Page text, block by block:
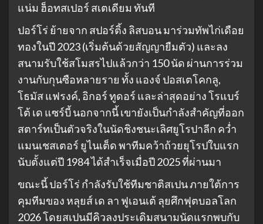
แน่ม ฮ็อทสเปอร์ สเตเดียม ทันที
ปอร์โร่ ย้ายจาก สปอร์ติ้ง ลิสบอน มาร่วมทัพไก่เดือย
ทองในปี 2023 (เริ่มต้นด้วยสัญญายืมตัว) และลง
สนามรับใช้สโมสรไปแล้วกว่า 150 นัด ผ่านการร่วม
งานกับกุนซือหลายราย ทั้ง แองจ์ ปอสเตโคกลู,
โธมัส แฟรงค์, อิกอร์ ทูดอร์ และล่าสุดอย่าง โรแบร์
โต้ เด แซร์บี้ นอกจากนี้ เขายังเป็นกำลังสำคัญที่ออก
สตาร์ทเป็นตัวจริงในนัดชิงชนะเลิศยูโรปาลีก คว่ำ
แมนเชสเตอร์ ยูไนเต็ด พาทีมคว้าถ้วยยุโรปใบแรก
นับตั้งแต่ปี 1984 ได้สำเร็จเมื่อปี 2025 ที่ผ่านมา
ขณะนี้ ปอร์โร่ กำลังรับใช้ทีมชาติสเปน ภายใต้การ
คุมทีมของ หลุยส์ เด ลา ฟูเอนเต้ ลุยศึกฟุตบอลโลก
2026 โดยสเปนมีคิวลงประเดิมสนามนัดแรกพบกับ